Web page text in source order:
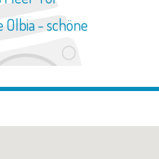
- schöne